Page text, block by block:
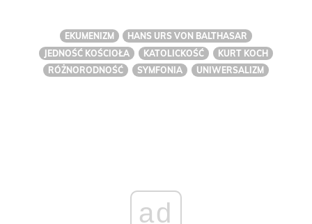
EKUMENIZM
HANS URS VON BALTHASAR
JEDNOŚĆ KOŚCIOŁA
KATOLICKOŚĆ
KURT KOCH
RÓŻNORODNOŚĆ
SYMFONIA UNIWERSALIZM
ad